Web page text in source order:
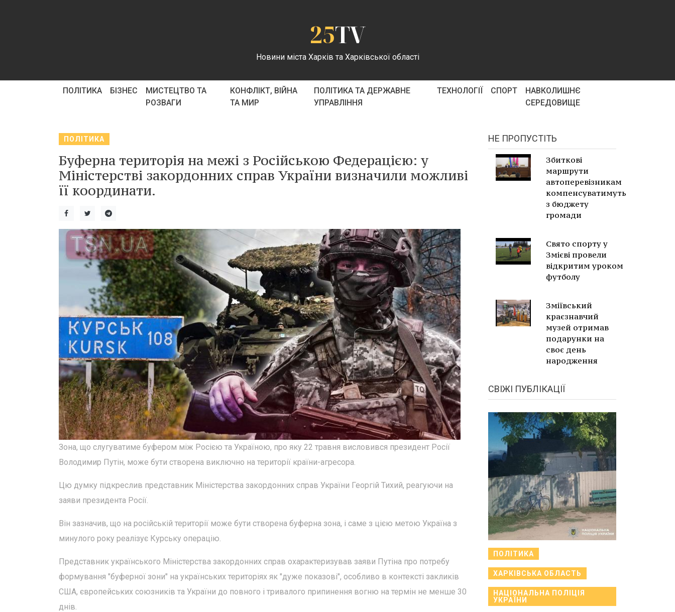
25TV
Новини міста Харків та Харківської області
ПОЛІТИКА БІЗНЕС
МИСТЕЦТВО ТА
РОЗВАГИ
КОНФЛІКТ, ВІЙНА
ТА МИР
ПОЛІТИКА ТА ДЕРЖАВНЕ
УПРАВЛІННЯ
ТЕХНОЛОГІЇ СПОРТ
НАВКОЛИШНЄ
СЕРЕДОВИЩЕ
ПОЛІТИКА
Буферна територія на межі з Російською Федерацією: у
Міністерстві закордонних справ України визначили можливі
її координати.
Зона, що слугуватиме буфером між Росією та Україною, про яку 22 травня висловився президент Росії
Володимир Путін, може бути створена виключно на території країни-агресора.
Цю думку підкреслив представник Міністерства закордонних справ України Георгій Тихий, реагуючи на
заяви президента Росії.
Він зазначив, що на російській території може бути створена буферна зона, і саме з цією метою Україна з
минулого року реалізує Курську операцію.
Представник українського Міністерства закордонних справ охарактеризував заяви Путіна про потребу
формування "буферної зони" на українських територіях як "дуже показові", особливо в контексті закликів
США, європейських союзників та України до повного і тривалого припинення вогню на термін не менше 30
днів.
НЕ ПРОПУСТІТЬ
Збиткові
маршрути
автоперевізникам
компенсуватимуть
з бюджету
громади
Свято спорту у
Змієві провели
відкритим уроком
футболу
Зміївський
краєзнавчий
музей отримав
подарунки на
своє день
народження
СВІЖІ ПУБЛІКАЦІЇ
ПОЛІТИКА
ХАРКІВСЬКА ОБЛАСТЬ
НАЦІОНАЛЬНА ПОЛІЦІЯ
УКРАЇНИ